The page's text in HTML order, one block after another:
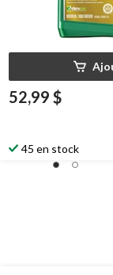
52,99 $
45 en stock